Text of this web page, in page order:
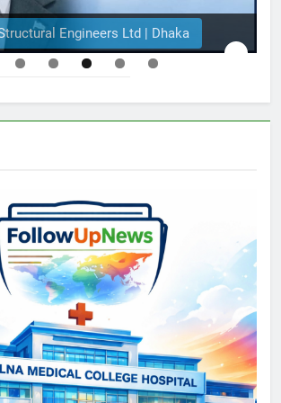
Engineers Ltd | Dhaka